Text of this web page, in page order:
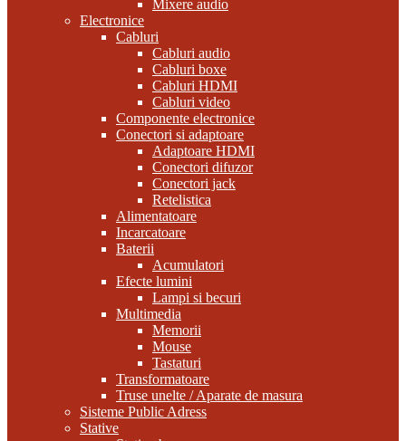
Mixere audio
Electronice
Cabluri
Cabluri audio
Cabluri boxe
Cabluri HDMI
Cabluri video
Componente electronice
Conectori si adaptoare
Adaptoare HDMI
Conectori difuzor
Conectori jack
Retelistica
Alimentatoare
Incarcatoare
Baterii
Acumulatori
Efecte lumini
Lampi si becuri
Multimedia
Memorii
Mouse
Tastaturi
Transformatoare
Truse unelte / Aparate de masura
Sisteme Public Adress
Stative